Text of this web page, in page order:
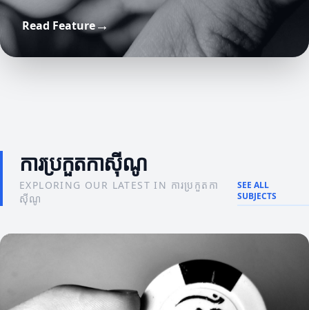
Read Feature→
វិធីលេងកាស៊ីណូ
វិធីត្រៀមខ្លួនសម្រាប់ការប្រកួតកាស៊ីណូ
វិធីលេងកាស៊ីណូ
វិធីសាស្ត្រច្រើនដើម្បីទទួលបានអារម្មណ៍ប្រសើរនៅក្នុងកា
ការប្រកួតកាស៊ីណូ
EXPLORING OUR LATEST IN ការប្រកួតកា
ស៊ីណូ
SEE ALL
SUBJECTS